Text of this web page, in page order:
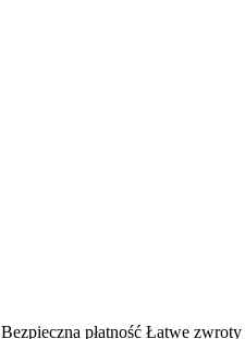
Bezpieczna płatność Łatwe zwroty